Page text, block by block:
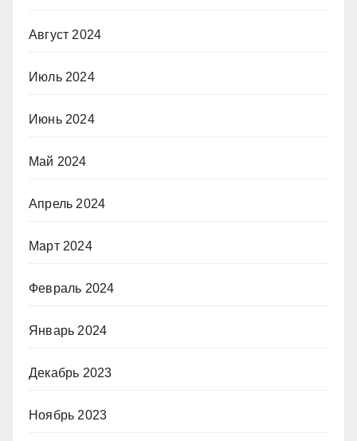
Август 2024
Июль 2024
Июнь 2024
Май 2024
Апрель 2024
Март 2024
Февраль 2024
Январь 2024
Декабрь 2023
Ноябрь 2023